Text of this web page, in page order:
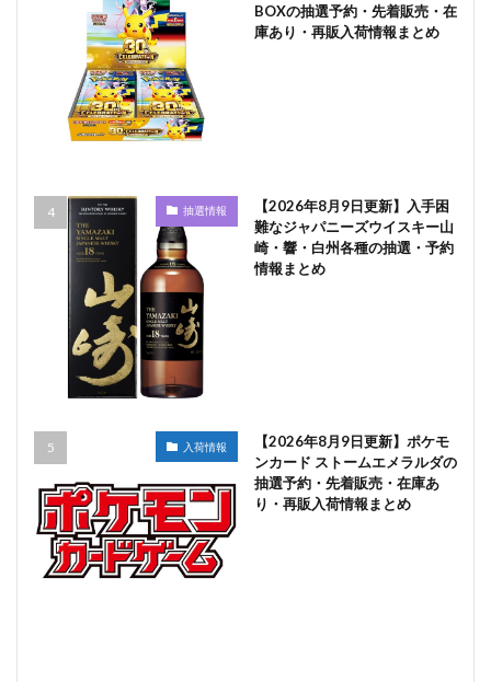
BOXの抽選予約・先着販売・在
庫あり・再販入荷情報まとめ
抽選情報
【2026年8月9日更新】入手困
難なジャパニーズウイスキー山
崎・響・白州各種の抽選・予約
情報まとめ
入荷情報
【2026年8月9日更新】ポケモ
ンカード ストームエメラルダの
抽選予約・先着販売・在庫あ
り・再販入荷情報まとめ